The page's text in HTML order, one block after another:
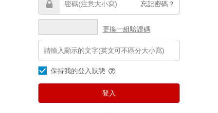
忘記密碼？
更換一組驗證碼
保持我的登入狀態